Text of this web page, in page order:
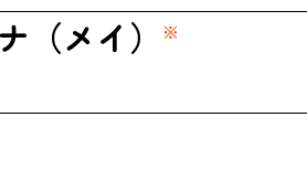
（メイ） ※